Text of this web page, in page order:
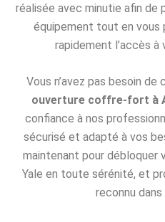
réalisée avec minutie afin de
équipement tout en
rapidement l’accès à
Vous n’avez pas besoin de
ouverture coffre-fort à
confiance à nos
sécurisé et adapté à vos
maintenant pour
Yale en toute sérénité, et
reconnu